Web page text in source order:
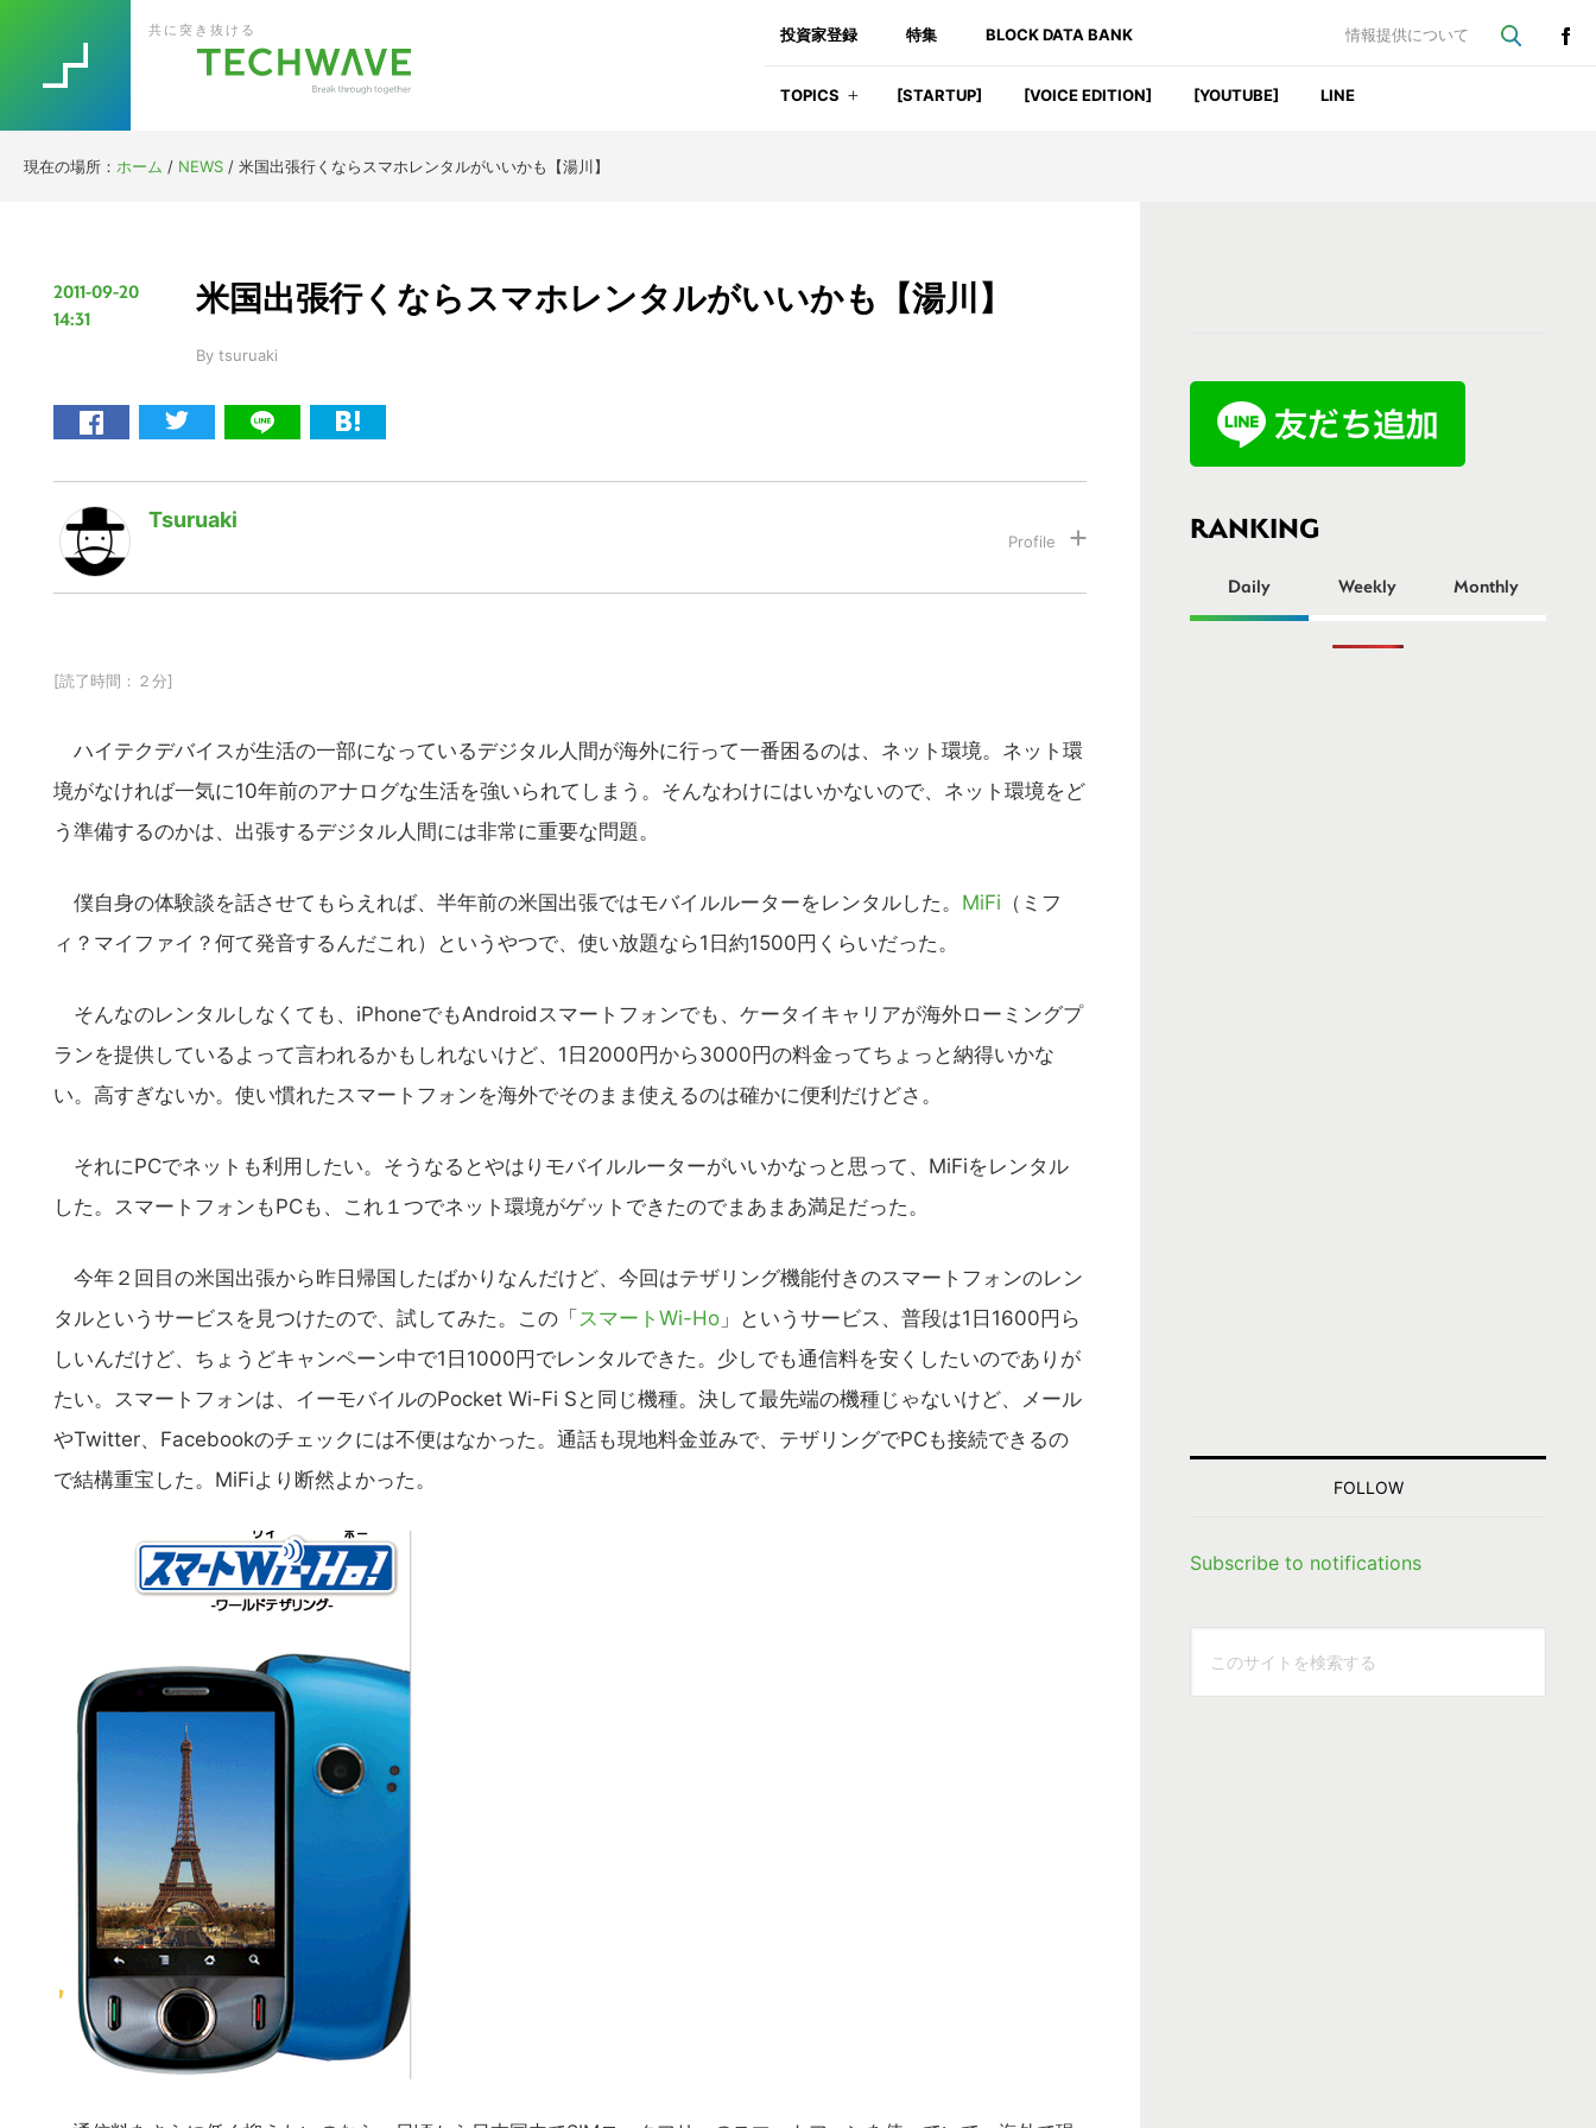
to
primary
to
main
to
primary
to
footer
投資家登録 特集 BLOCK DATA BANK 情報提供について
共に突き抜ける
TOPICS [STARTUP] [VOICE EDITION] [YOUTUBE] LINE
現在の場所： ホーム / NEWS / 米国出張行くならスマホレンタルがいいかも【湯川】
2011-09-20
14:31
米国出張行くならスマホレンタルがいいかも【湯川】
By tsuruaki
Tsuruaki
[読了時間：２分]
ハイテクデバイスが生活の一部になっているデジタル人間が海外に行って一番困るのは、ネット環境。ネット環
境がなければ一気に10年前のアナログな生活を強いられてしまう。そんなわけにはいかないので、ネット環境をど
う準備するのかは、出張するデジタル人間には非常に重要な問題。
僕自身の体験談を話させてもらえれば、半年前の米国出張ではモバイルルーターをレンタルした。 MiFi （ミフ
ィ？マイファイ？何て発音するんだこれ）というやつで、使い放題なら1日約1500円くらいだった。
そんなのレンタルしなくても、iPhoneでもAndroidスマートフォンでも、ケータイキャリアが海外ローミングプ
ランを提供しているよって言われるかもしれないけど、1日2000円から3000円の料金ってちょっと納得いかな
い。高すぎないか。使い慣れたスマートフォンを海外でそのまま使えるのは確かに便利だけどさ。
それにPCでネットも利用したい。そうなるとやはりモバイルルーターがいいかなっと思って、MiFiをレンタル
した。スマートフォンもPCも、これ１つでネット環境がゲットできたのでまあまあ満足だった。
今年２回目の米国出張から昨日帰国したばかりなんだけど、今回はテザリング機能付きのスマートフォンのレン
タルというサービスを見つけたので、試してみた。この「 スマートWi-Ho 」というサービス、普段は1日1600円ら
しいんだけど、ちょうどキャンペーン中で1日1000円でレンタルできた。少しでも通信料を安くしたいのでありが
たい。スマートフォンは、イーモバイルのPocket Wi-Fi Sと同じ機種。決して最先端の機種じゃないけど、メール
やTwitter、Facebookのチェックには不便はなかった。通話も現地料金並みで、テザリングでPCも接続できるの
で結構重宝した。MiFiより断然よかった。
サ
イ
バ
RANKING
Daily Weekly Monthly
FOLLOW
Subscribe to notifications